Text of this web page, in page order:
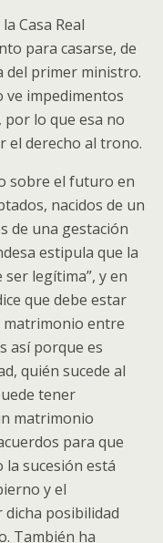
Casa Real
para casarse, de
del primer ministro.
ve impedimentos
lo que esa no
el derecho al trono.
sobre el futuro en
nacidos de un
de una gestación
estipula que la
ser legítima”, y en
que debe estar
matrimonio entre
así porque es
quién sucede al
tener
matrimonio
para que
la sucesión está
y el
posibilidad
También ha